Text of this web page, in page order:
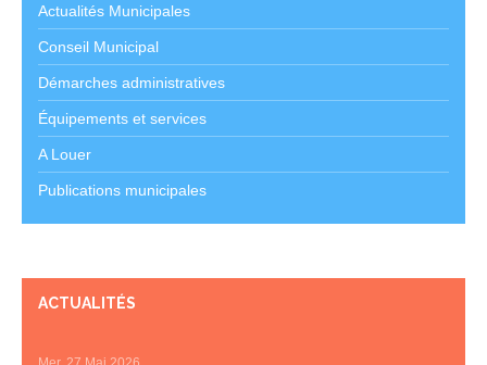
Actualités Municipales
Conseil Municipal
Démarches administratives
Équipements et services
A Louer
Publications municipales
ACTUALITÉS